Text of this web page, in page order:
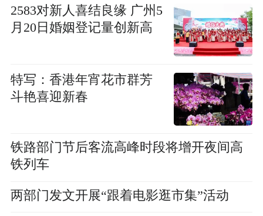
2583对新人喜结良缘 广州5
月20日婚姻登记量创新高
特写：香港年宵花市群芳
斗艳喜迎新春
铁路部门节后客流高峰时段将增开夜间高
铁列车
两部门发文开展“跟着电影逛市集”活动